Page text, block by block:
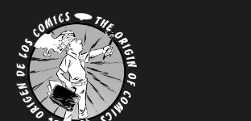
contenido